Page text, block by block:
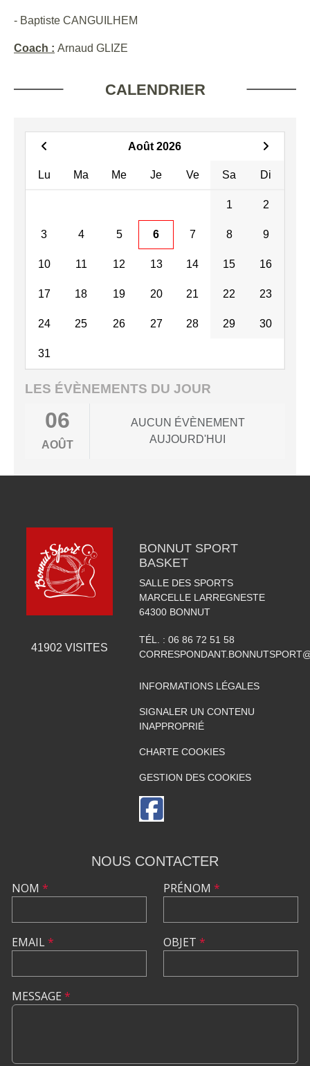
- Baptiste CANGUILHEM
Coach : Arnaud GLIZE
CALENDRIER
Août 2026
Lu Ma Me Je Ve Sa Di
1 2
3 4 5 6 7 8 9
10 11 12 13 14 15 16
17 18 19 20 21 22 23
24 25 26 27 28 29 30
31
LES ÉVÈNEMENTS DU JOUR
06
AOÛT
AUCUN ÉVÈNEMENT
AUJOURD'HUI
41902 VISITES
BONNUT SPORT
BASKET
SALLE DES SPORTS
MARCELLE LARREGNESTE
64300 BONNUT
TÉL. : 06 86 72 51 58
INFORMATIONS LÉGALES
SIGNALER UN CONTENU
INAPPROPRIÉ
CHARTE COOKIES
GESTION DES COOKIES
NOUS CONTACTER
NOM *
EMAIL*
PRÉNOM *
OBJET *
MESSAGE *